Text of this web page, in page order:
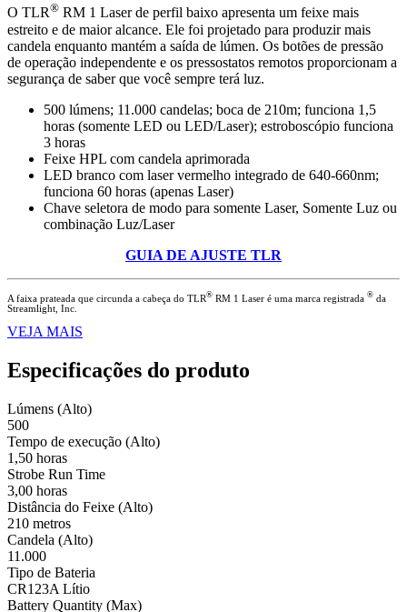
O TLR® RM 1 Laser de perfil baixo apresenta um feixe mais
estreito e de maior alcance. Ele foi projetado para produzir mais
candela enquanto mantém a saída de lúmen. Os botões de pressão
de operação independente e os pressostatos remotos proporcionam a
segurança de saber que você sempre terá luz.
500 lúmens; 11.000 candelas; boca de 210m; funciona 1,5
horas (somente LED ou LED/Laser); estroboscópio funciona
3 horas
Feixe HPL com candela aprimorada
LED branco com laser vermelho integrado de 640-660nm;
funciona 60 horas (apenas Laser)
Chave seletora de modo para somente Laser, Somente Luz ou
combinação Luz/Laser
GUIA DE AJUSTE TLR
A faixa prateada que circunda a cabeça do TLR® RM 1 Laser é uma marca registrada ® da
Streamlight, Inc.
VEJA MAIS
Especificações do produto
Lúmens (Alto)
500
Tempo de execução (Alto)
1,50 horas
Strobe Run Time
3,00 horas
Distância do Feixe (Alto)
210 metros
Candela (Alto)
11.000
Tipo de Bateria
CR123A Lítio
Battery Quantity (Max)